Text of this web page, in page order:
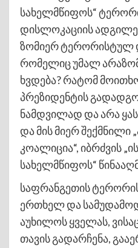
სახელმწიფოს“
დისლოკაციის
ზომიერ ტერორისტულ
რომელიც უმალ
ხვდება? რატომ
პრეზიდენტის
ნამდვილად და არა
და მის მიერ შექმნილი
კოალიცია“, იბრძვის
სახელმწიფოს“
საფრანგეთის
ერთხელ და
აუხილოს ყველას,
თავის გადარჩენა,